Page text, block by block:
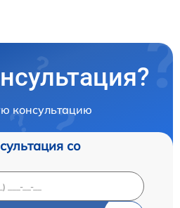
консультацию
со